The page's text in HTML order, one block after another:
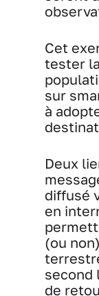
Cet
tester
sur
à
Deux
diffusé
en
(ou
second
de